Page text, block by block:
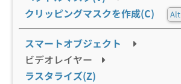
クリッピングマスクを作成(C)
Alt
スマートオブジェクト
ビデオレイヤー
ラスタライズ(Z)